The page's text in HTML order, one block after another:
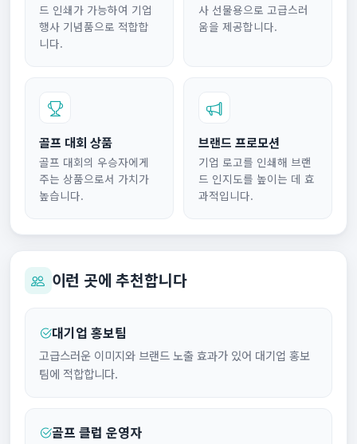
드 인쇄가 가능하여 기업
행사 기념품으로 적합합
니다.
사 선물용으로 고급스러
움을 제공합니다.
골프 대회 상품
골프 대회의 우승자에게
주는 상품으로서 가치가
높습니다.
브랜드 프로모션
기업 로고를 인쇄해 브랜
드 인지도를 높이는 데 효
과적입니다.
이런 곳에 추천합니다
대기업 홍보팀
고급스러운 이미지와 브랜드 노출 효과가 있어 대기업 홍보
팀에 적합합니다.
골프 클럽 운영자